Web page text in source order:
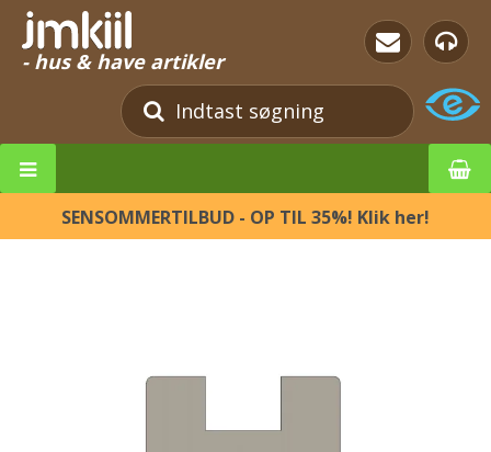
- hus & have artikler
SENSOMMERTILBUD - OP TIL 35%! Klik her!